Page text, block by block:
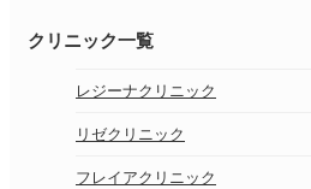
クリニック一覧
レジーナクリニック
リゼクリニック
フレイアクリニック